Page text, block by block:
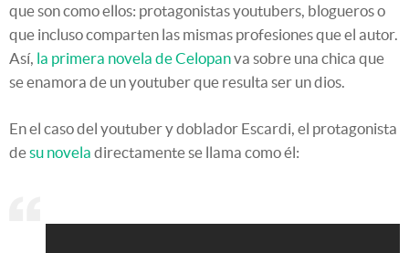
que son como ellos: protagonistas youtubers, blogueros o
que incluso comparten las mismas profesiones que el autor.
Así, la primera novela de Celopanva sobre una chica que
se enamora de un youtuber que resulta ser un dios.
En el caso del youtuber y doblador Escardi, el protagonista
desu novela directamente se llama como él: